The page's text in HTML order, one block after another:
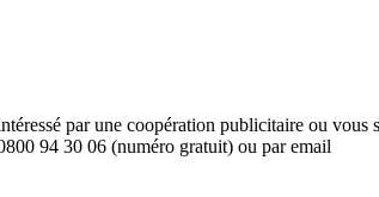
par une coopération publicitaire ou
94 30 06 (numéro gratuit) ou par email